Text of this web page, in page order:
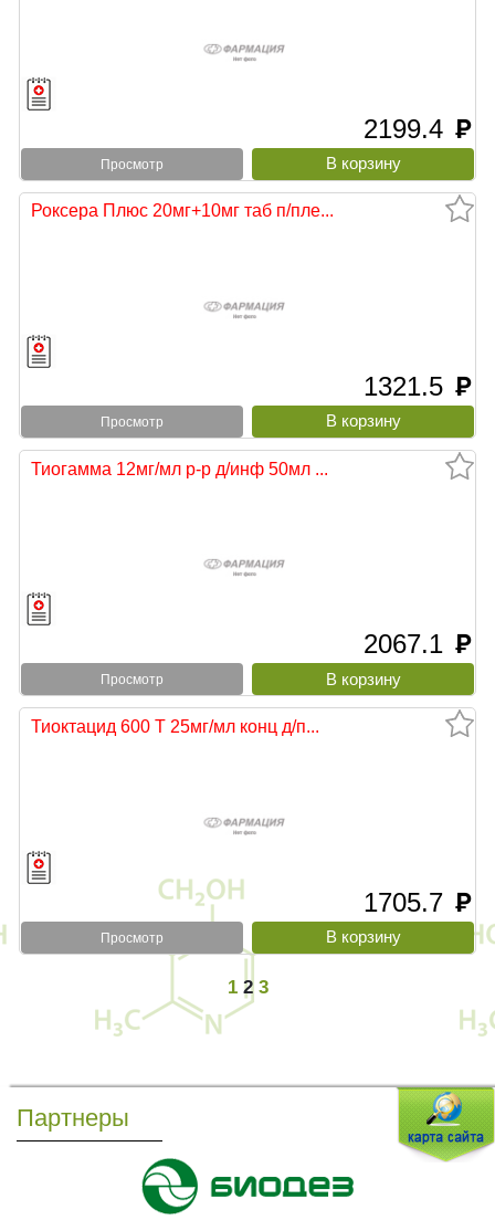
2199.4 руб
Просмотр
Роксера Плюс 20мг+10мг таб п/пле...
1321.5 руб
Просмотр
Тиогамма 12мг/мл р-р д/инф 50мл ...
2067.1 руб
Просмотр
Тиоктацид 600 Т 25мг/мл конц д/п...
1705.7 руб
Просмотр
1 2 3
Партнеры